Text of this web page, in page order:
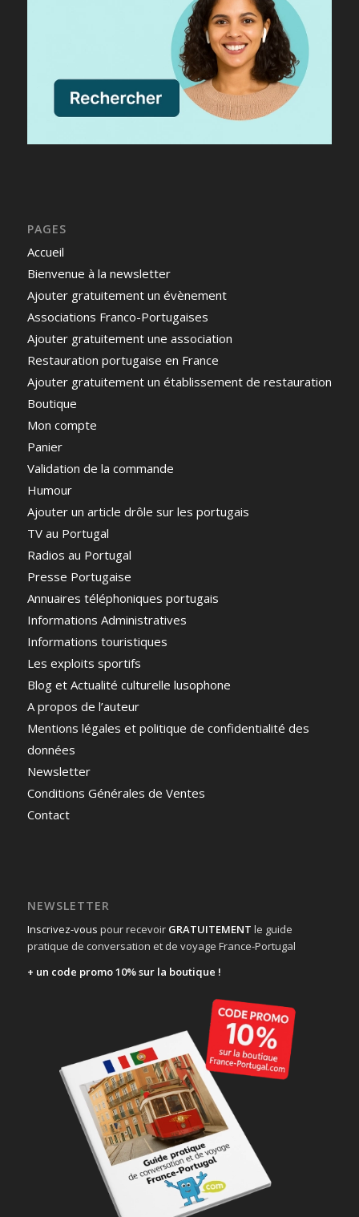
PAGES
Accueil
Bienvenue à la newsletter
Ajouter gratuitement un évènement
Associations Franco-Portugaises
Ajouter gratuitement une association
Restauration portugaise en France
Ajouter gratuitement un établissement de restauration
Boutique
Mon compte
Panier
Validation de la commande
Humour
Ajouter un article drôle sur les portugais
TV au Portugal
Radios au Portugal
Presse Portugaise
Annuaires téléphoniques portugais
Informations Administratives
Informations touristiques
Les exploits sportifs
Blog et Actualité culturelle lusophone
A propos de l’auteur
Mentions légales et politique de confidentialité des
données
Newsletter
Conditions Générales de Ventes
Contact
NEWSLETTER
Inscrivez-vous pour recevoir GRATUITEMENT le guide
pratique de conversation et de voyage France-Portugal
+ un code promo 10% sur la boutique !